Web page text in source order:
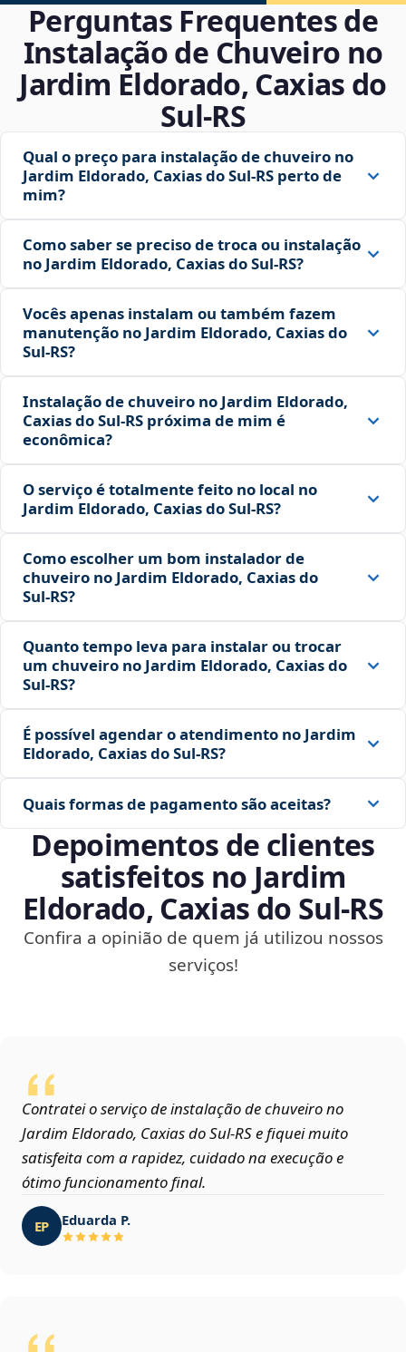
Perguntas Frequentes de
Instalação de Chuveiro no
Jardim Eldorado, Caxias do
Sul‑RS
Qual o preço para instalação de chuveiro no
Jardim Eldorado, Caxias do Sul‑RS perto de
mim?
Como saber se preciso de troca ou instalação
no Jardim Eldorado, Caxias do Sul‑RS?
Vocês apenas instalam ou também fazem
manutenção no Jardim Eldorado, Caxias do
Sul‑RS?
Instalação de chuveiro no Jardim Eldorado,
Caxias do Sul‑RS próxima de mim é
econômica?
O serviço é totalmente feito no local no
Jardim Eldorado, Caxias do Sul‑RS?
Como escolher um bom instalador de
chuveiro no Jardim Eldorado, Caxias do
Sul‑RS?
Quanto tempo leva para instalar ou trocar
um chuveiro no Jardim Eldorado, Caxias do
Sul‑RS?
É possível agendar o atendimento no Jardim
Eldorado, Caxias do Sul‑RS?
Quais formas de pagamento são aceitas?
Depoimentos de clientes
satisfeitos no Jardim
Eldorado, Caxias do Sul‑RS
Confira a opinião de quem já utilizou nossos
serviços!
Contratei o serviço de instalação de chuveiro no
Jardim Eldorado, Caxias do Sul‑RS e fiquei muito
satisfeita com a rapidez, cuidado na execução e
ótimo funcionamento final.
EP Eduarda P.